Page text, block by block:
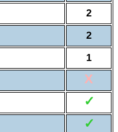
2
2
1
X
✓
✓